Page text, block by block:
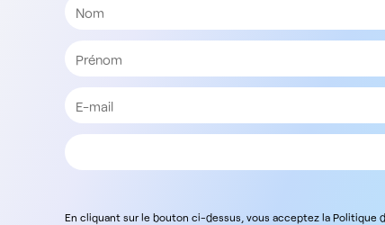
En cliquant sur le bouton ci-dessus, vous acceptez la Politique